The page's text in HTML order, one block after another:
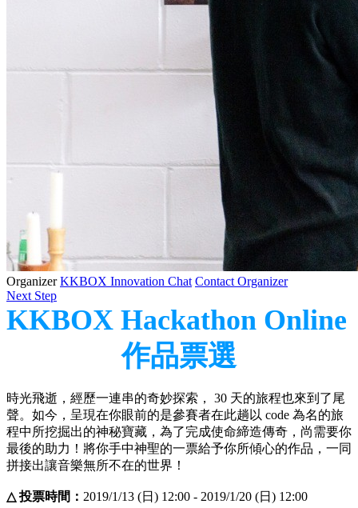
OrganizerKKBOX Innovation Chat Contact Organizer
Next Step
KKBOX Hackathon Online
作品票選
時光飛逝，經歷一連串的奇妙探索， 30 天的旅程也來到了尾
聲。如今，呈現在你眼前的是參賽者在此趟以 code 為名的旅
程中所挖掘出的神秘寶藏，為了完成使命締造傳奇，尚需要你
最後的助力！將你手中神聖的一票給予你所傾心的作品，一同
拼接出讓音樂無所不在的世界！
△投票時間： 2019/1/13 (日) 12:00 - 2019/1/20 (日) 12:00